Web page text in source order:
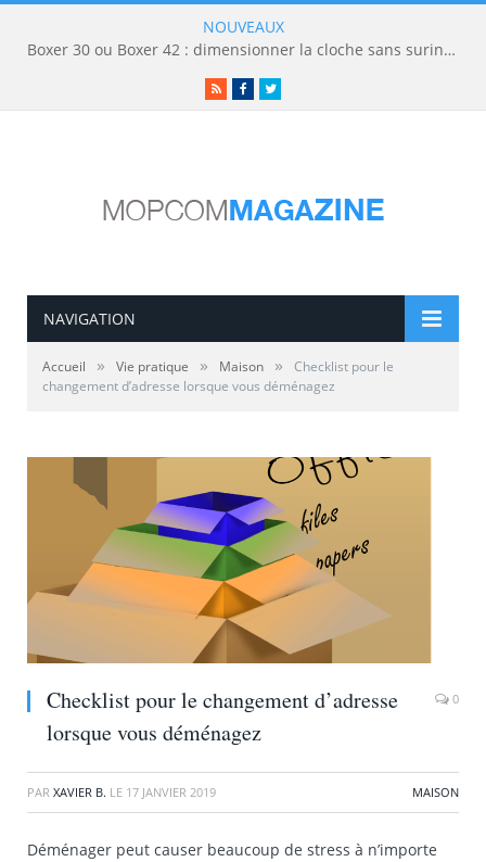
NOUVEAUX
Boxer 30 ou Boxer 42 : dimensionner la cloche sans surinvestir
RSSFacebookTwitter
NAVIGATION
Accueil » Vie pratique » Maison »
Checklist pour le
changement d’adresse lorsque vous déménagez
Checklist pour le changement d’adresse
lorsque vous déménagez
0
PAR XAVIER B. LE 17 JANVIER 2019 MAISON
Déménager peut causer beaucoup de stress à n’importe